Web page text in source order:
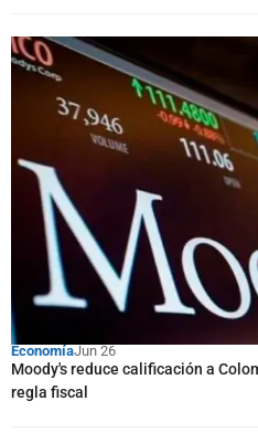
EconomíaJun 26
Moody's reduce calificación a
regla fiscal